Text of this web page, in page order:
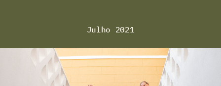
Julho 2021